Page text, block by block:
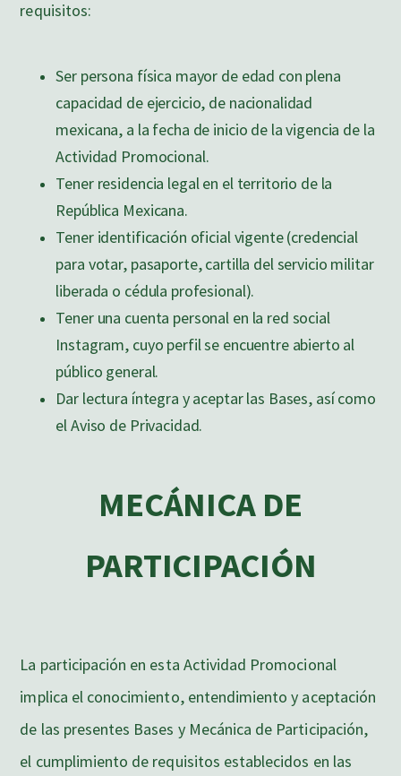
requisitos:
Ser persona física mayor de edad con plena
capacidad de ejercicio, de nacionalidad
mexicana, a la fecha de inicio de la vigencia de la
Actividad Promocional.
Tener residencia legal en el territorio de la
República Mexicana.
Tener identificación oficial vigente (credencial
para votar, pasaporte, cartilla del servicio militar
liberada o cédula profesional).
Tener una cuenta personal en la red social
Instagram, cuyo perfil se encuentre abierto al
público general.
Dar lectura íntegra y aceptar las Bases, así como
el Aviso de Privacidad.
MECÁNICA DE
PARTICIPACIÓN
La participación en esta Actividad Promocional
implica el conocimiento, entendimiento y aceptación
de las presentes Bases y Mecánica de Participación,
el cumplimiento de requisitos establecidos en las